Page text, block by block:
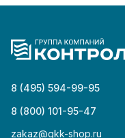
8 (495) 594-99-95
8 (800) 101-95-47
zakaz@gkk-shop.ru